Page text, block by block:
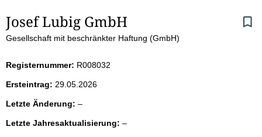
S
e
i
t
e
Josef Lubig GmbH
Gesellschaft mit beschränkter Haftung (GmbH)
Registernummer: R008032
Ersteintrag: 29.05.2026
Letzte Änderung: –l
e
Letzte Jahresaktualisierung: –l